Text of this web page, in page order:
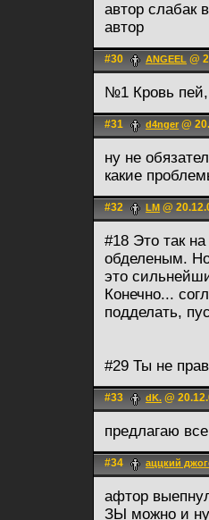
автор слабак
автор
#30 ANGEEL @
№1 Кровь пей,
#31 d4nger @
ну не
какие
#32 LM @
#18 Это так
обделеным.
это
Конечно...
подделать,
#29 Ты не
#33 dK. @
предлагаю
#34 аццкий
афтор
ЗЫ можно и